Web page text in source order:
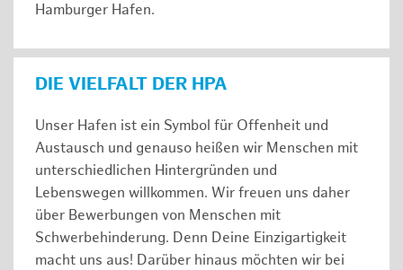
Hamburger Hafen.
DIE VIELFALT DER HPA
Unser Hafen ist ein Symbol für Offenheit und
Austausch und genauso heißen wir Menschen mit
unterschiedlichen Hintergründen und
Lebenswegen willkommen. Wir freuen uns daher
über Bewerbungen von Menschen mit
Schwerbehinderung. Denn Deine Einzigartigkeit
macht uns aus! Darüber hinaus möchten wir bei